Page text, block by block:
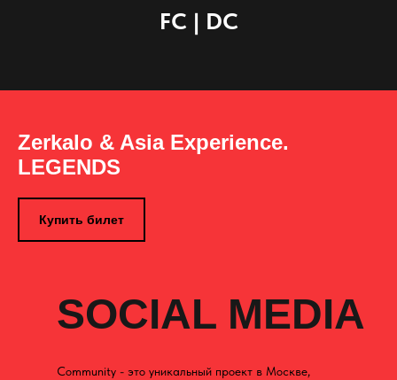
FC | DC
Zerkalo & Asia Experience.
LEGENDS
Купить билет
SOCIAL MEDIA
Community - это уникальный проект в Москве,